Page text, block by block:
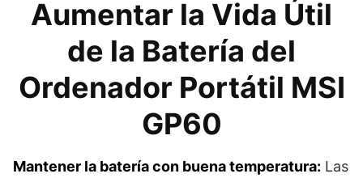
Aumentar la Vida Útil
de la Batería del
Ordenador Portátil MSI
GP60
Mantener la batería con buena temperatura: Las